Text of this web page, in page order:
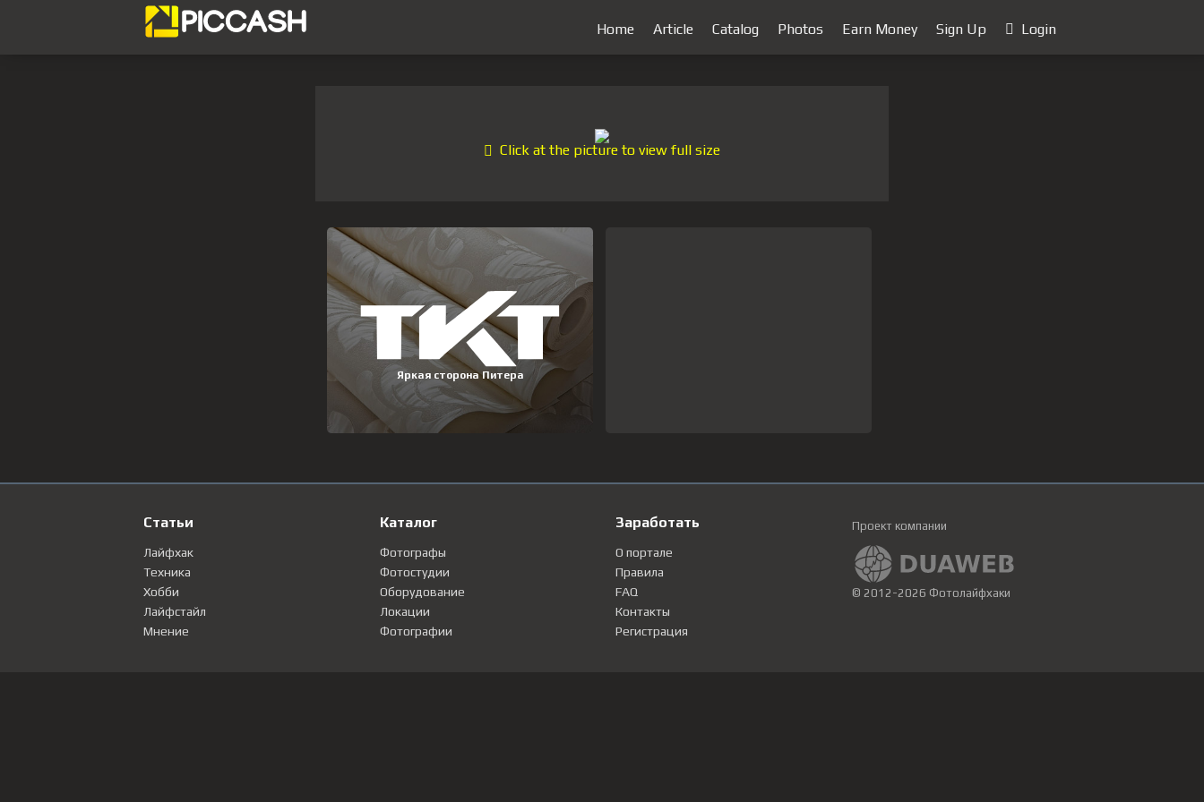
Home Article Catalog Photos Earn Money Sign Up Login
Click at the picture to view full size
Статьи
Лайфхак
Техника
Хобби
Лайфстайл
Мнение
Каталог
Фотографы
Фотостудии
Оборудование
Локации
Фотографии
Заработать
О портале
Правила
FAQ
Контакты
Регистрация
Проект компании
© 2012-2026 Фотолайфхаки